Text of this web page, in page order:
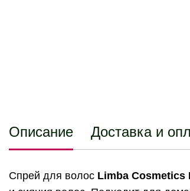
Описание Доставка и
Спрей для волос Limba Cosmetics